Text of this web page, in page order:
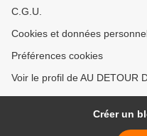
C.G.U.
Cookies et données
Préférences cookies
Voir le profil de AU DETOUR
Créer un